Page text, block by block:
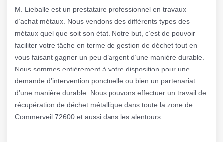
M. Lieballe est un prestataire professionnel en travaux
d’achat métaux. Nous vendons des différents types des
métaux quel que soit son état. Notre but, c’est de pouvoir
faciliter votre tâche en terme de gestion de déchet tout en
vous faisant gagner un peu d’argent d’une manière durable.
Nous sommes entièrement à votre disposition pour une
demande d’intervention ponctuelle ou bien un partenariat
d’une manière durable. Nous pouvons effectuer un travail de
récupération de déchet métallique dans toute la zone de
Commerveil 72600 et aussi dans les alentours.